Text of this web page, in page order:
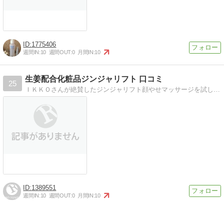
1775406
週間IN:10 週間OUT:0 月間IN:10
25
生姜配合化粧品ジンジャリフト 口コミ
1389551
週間IN:10 週間OUT:0 月間IN:10